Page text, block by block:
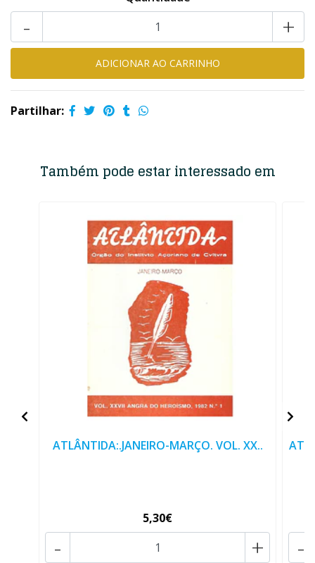
+
-
Partilhar:
Também pode estar interessado em
ATLÂNTIDA:.JANEIRO-MARÇO. VOL. XX..
5,30€
+
- -